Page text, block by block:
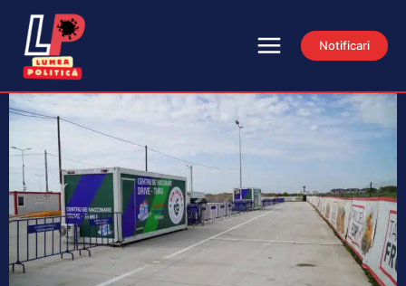
Notificari